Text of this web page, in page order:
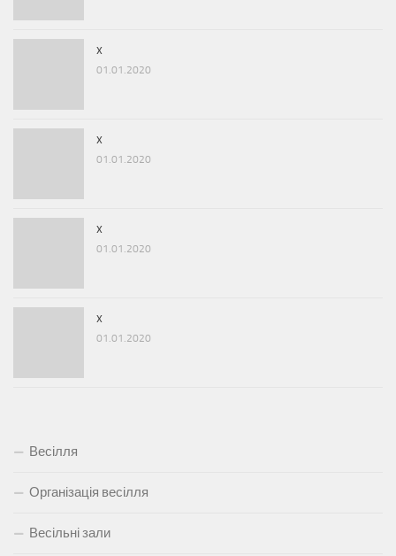
x
01.01.2020
x
01.01.2020
x
01.01.2020
x
01.01.2020
Весілля
Організація весілля
Весільні зали